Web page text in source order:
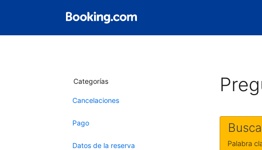
Categorías
Cancelaciones
Pago
Datos de la reserva Palabra